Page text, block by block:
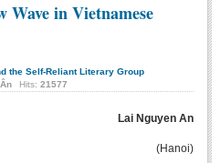
and Comparative Literature
Wave in Vietnamese
the Self-Reliant Literary Group
Hits: 21577
Lai Nguyen An
(Hanoi)